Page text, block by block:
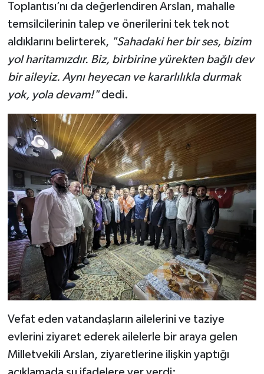
Toplantısı’nı da değerlendiren Arslan, mahalle
temsilcilerinin talep ve önerilerini tek tek not
aldıklarını belirterek, "Sahadaki her bir ses, bizim
yol haritamızdır. Biz, birbirine yürekten bağlı dev
bir aileyiz. Aynı heyecan ve kararlılıkla durmak
yok, yola devam!"dedi.
Vefat eden vatandaşların ailelerini ve taziye
evlerini ziyaret ederek ailelerle bir araya gelen
Milletvekili Arslan, ziyaretlerine ilişkin yaptığı